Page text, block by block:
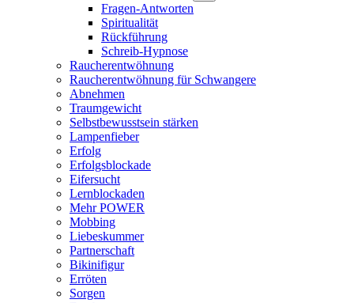
Fragen-Antworten
Spiritualität
Rückführung
Schreib-Hypnose
Raucherentwöhnung
Raucherentwöhnung für Schwangere
Abnehmen
Traumgewicht
Selbstbewusstsein stärken
Lampenfieber
Erfolg
Erfolgsblockade
Eifersucht
Lernblockaden
Mehr POWER
Mobbing
Liebeskummer
Partnerschaft
Bikinifigur
Erröten
Sorgen